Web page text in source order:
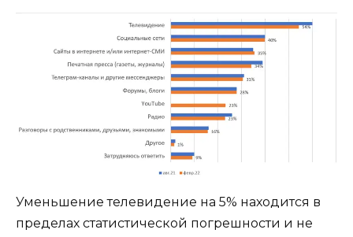
Уменьшение телевидение на 5% находится в
пределах статистической погрешности и не